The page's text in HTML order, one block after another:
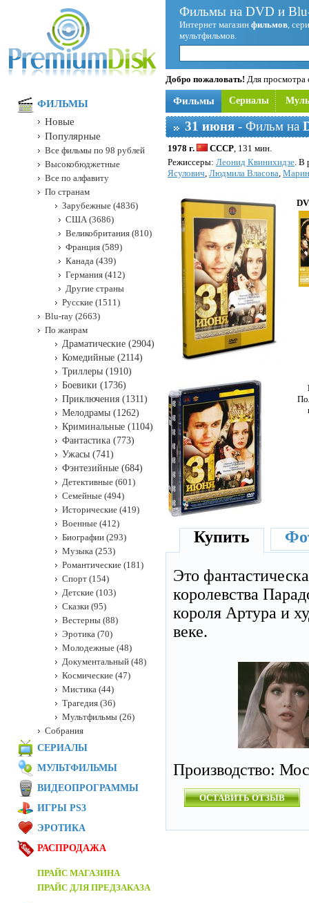
Фильмы на DVD и
Интернет магазин фильмов,
мультфильмов.
Добро пожаловать! Для просмотра
Фильмы Сериалы
31 июня - Фильм на
1978 г. СССР, 131 мин.
Режисcеры: Леонид Квинихидзе. В
Ясулович, Людмила Власова,
Купить
Это
королевства
короля Артура и
веке.
Производство:
ОСТАВИТЬ ОТЗЫВ
ФИЛЬМЫ
Новые
Популярные
Все фильмы по 98 рублей
Высокобюджетные
Все по алфавиту
По странам
Зарубежные (4836)
США (3686)
Великобритания (810)
Франция (589)
Канада (439)
Германия (412)
Другие страны
Русские (1511)
Blu-ray (2663)
По жанрам
Драматические (2904)
Комедийные (2114)
Триллеры (1910)
Боевики (1736)
Приключения (1311)
Мелодрамы (1262)
Криминальные (1104)
Фантастика (773)
Ужасы (741)
Фэнтезийные (684)
Детективные (601)
Семейные (494)
Исторические (419)
Военные (412)
Биографии (293)
Музыка (253)
Романтические (181)
Спорт (154)
Детские (103)
Сказки (95)
Вестерны (88)
Эротика (70)
Молодежные (48)
Документальный (48)
Космические (47)
Мистика (44)
Трагедия (36)
Мультфильмы (26)
Собрания
СЕРИАЛЫ
МУЛЬТФИЛЬМЫ
ВИДЕОПРОГРАММЫ
ИГРЫ PS3
ЭРОТИКА
РАСПРОДАЖА
ПРАЙС МАГАЗИНА
ПРАЙС ДЛЯ ПРЕДЗАКАЗА